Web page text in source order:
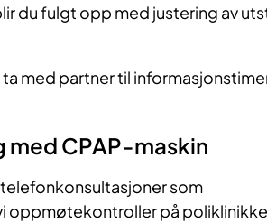
du fulgt opp med justering av
med partner til
med CPAP-maskin
som
på